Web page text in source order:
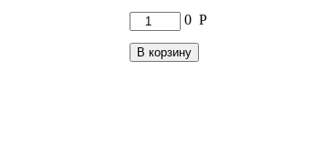
Количество
товара
Кофе
0Р
В корзину